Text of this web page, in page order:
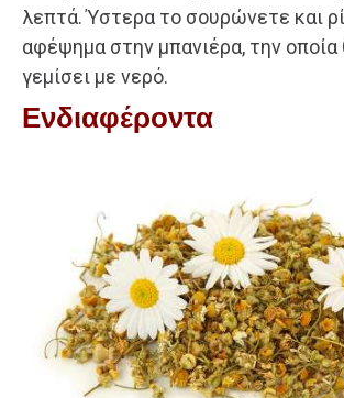
λεπτά. Ύστερα το σουρώνετε και
αφέψημα στην μπανιέρα, την οποία
γεμίσει με νερό.
Ενδιαφέροντα